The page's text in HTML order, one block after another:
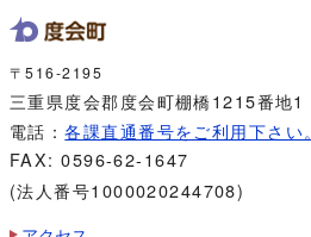
〒516-2195
三重県度会郡度会町棚橋1215番地1
電話：各課直通番号をご利用下さい。
FAX: 0596-62-1647
(法人番号1000020244708)